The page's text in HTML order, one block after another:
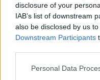
disclosure of your
IAB’s list of downstream
also be disclosed by us
Downstream Participants
Personal Data
Tai buvo
matomumą,
vaizdas buvo
nepraėjus